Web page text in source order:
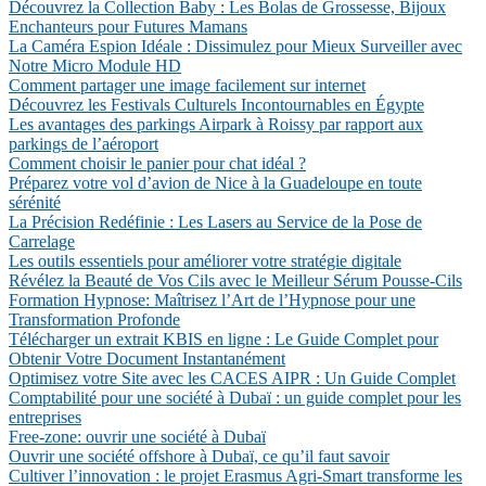
Découvrez la Collection Baby : Les Bolas de Grossesse, Bijoux
Enchanteurs pour Futures Mamans
La Caméra Espion Idéale : Dissimulez pour Mieux Surveiller avec
Notre Micro Module HD
Comment partager une image facilement sur internet
Découvrez les Festivals Culturels Incontournables en Égypte
Les avantages des parkings Airpark à Roissy par rapport aux
parkings de l’aéroport
Comment choisir le panier pour chat idéal ?
Préparez votre vol d’avion de Nice à la Guadeloupe en toute
sérénité
La Précision Redéfinie : Les Lasers au Service de la Pose de
Carrelage
Les outils essentiels pour améliorer votre stratégie digitale
Révélez la Beauté de Vos Cils avec le Meilleur Sérum Pousse-Cils
Formation Hypnose: Maîtrisez l’Art de l’Hypnose pour une
Transformation Profonde
Télécharger un extrait KBIS en ligne : Le Guide Complet pour
Obtenir Votre Document Instantanément
Optimisez votre Site avec les CACES AIPR : Un Guide Complet
Comptabilité pour une société à Dubaï : un guide complet pour les
entreprises
Free-zone: ouvrir une société à Dubaï
Ouvrir une société offshore à Dubaï, ce qu’il faut savoir
Cultiver l’innovation : le projet Erasmus Agri-Smart transforme les